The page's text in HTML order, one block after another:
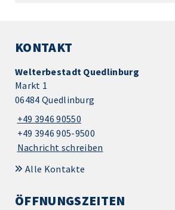
KONTAKT
Welterbestadt Quedlinburg
Markt 1
06484 Quedlinburg
+49 3946 90550
+49 3946 905-9500
Nachricht schreiben
Alle Kontakte
ÖFFNUNGSZEITEN